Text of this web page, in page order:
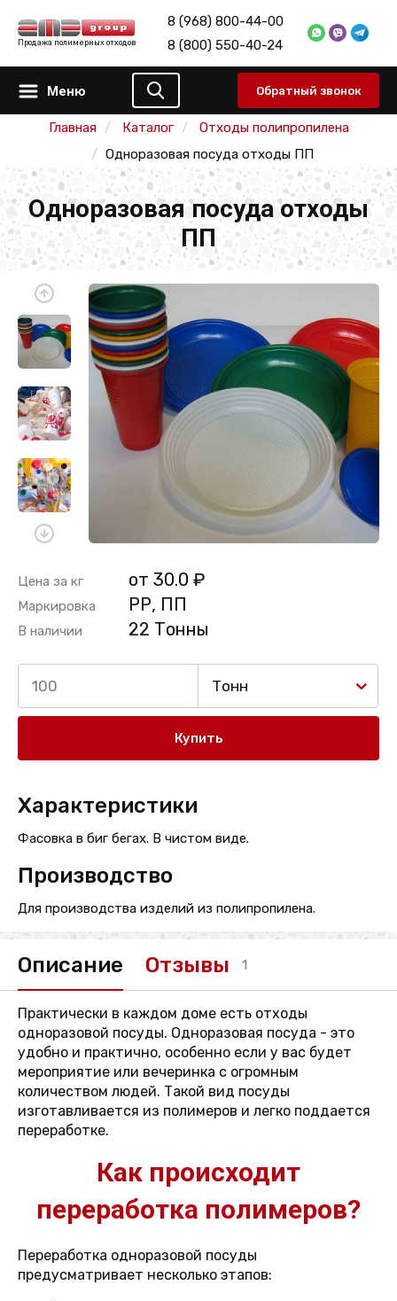
Продажа полимерных отходов
8 (968) 800-44-00
8 (800) 550-40-24
Меню Обратный звонок
Главная Каталог
Отходы полипропилена
Одноразовая посуда отходы ПП
Одноразовая посуда отходы
ПП
Цена за кг от 30.0 ₽
Маркировка РР, ПП
В наличии 22 Тонны
Тонн
Купить
Характеристики
Фасовка в биг бегах. В чистом виде.
Производство
Для производства изделий из полипропилена.
Описание Отзывы 1
Практически в каждом доме есть отходы
одноразовой посуды. Одноразовая посуда - это
удобно и практично, особенно если у вас будет
мероприятие или вечеринка с огромным
количеством людей. Такой вид посуды
изготавливается из полимеров и легко поддается
переработке.
Как происходит
переработка полимеров?
Переработка одноразовой посуды
предусматривает несколько этапов: